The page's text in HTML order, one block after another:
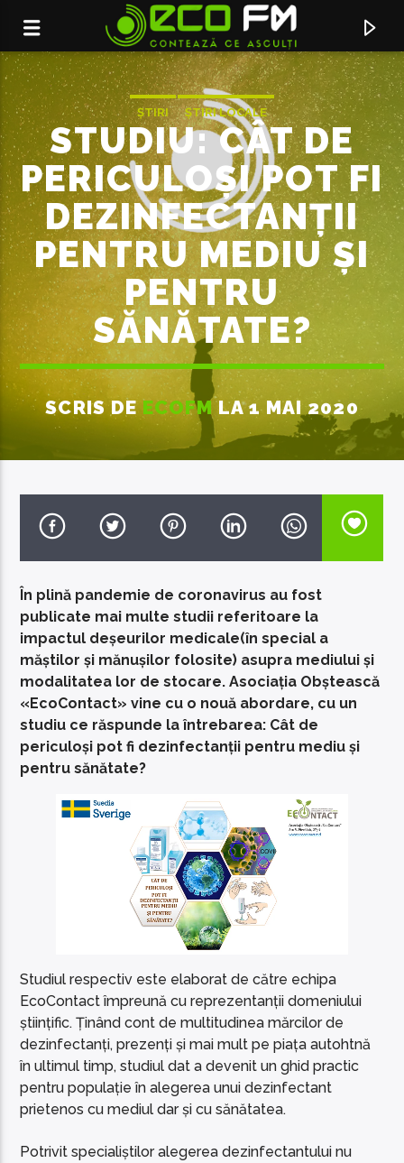
ACUM ÎN DIRECT
ULTIMUL DANS
THEO ROSE FEAT. SMILEY
EcoFM Chisinau
ȘTIRI ȘTIRI LOCALE
STUDIU: CÂT DE
PERICULOȘI POT FI
DEZINFECTANȚII
PENTRU MEDIU ȘI
PENTRU
SĂNĂTATE?
SCRIS DE ECOFM LA 1 MAI 2020
În plină pandemie de coronavirus au fost
publicate mai multe studii referitoare la
impactul deșeurilor medicale(în special a
măștilor și mănușilor folosite) asupra mediului și
modalitatea lor de stocare. Asociația Obștească
«EcoContact» vine cu o nouă abordare, cu un
studiu ce răspunde la întrebarea: Cât de
periculoși pot fi dezinfectanții pentru mediu și
pentru sănătate?
Studiul respectiv este elaborat de către echipa
EcoContact împreună cu reprezentanții domeniului
științific. Ținând cont de multitudinea mărcilor de
dezinfectanți, prezenți și mai mult pe piața autohtnă
în ultimul timp, studiul dat a devenit un ghid practic
pentru populație în alegerea unui dezinfectant
prietenos cu mediul dar și cu sănătatea.
Potrivit specialiștilor alegerea dezinfectantului nu